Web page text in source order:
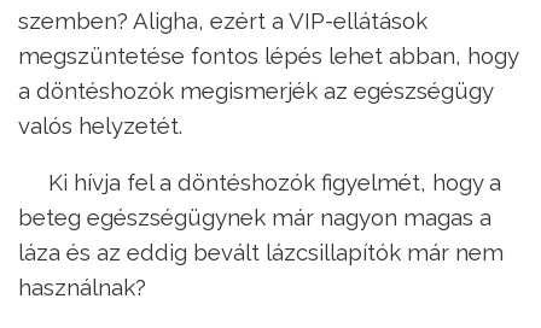
szemben? Aligha, ezért a VIP-ellátások
megszüntetése fontos lépés lehet abban, hogy
a döntéshozók megismerjék az egészségügy
valós helyzetét.
Ki hívja fel a döntéshozók figyelmét, hogy a
beteg egészségügynek már nagyon magas a
láza és az eddig bevált lázcsillapítók már nem
használnak?